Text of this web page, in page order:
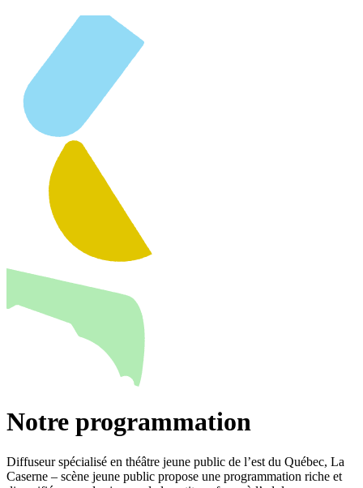
Notre programmation
Diffuseur spécialisé en théâtre jeune public de l’est du Québec, La
Caserne – scène jeune public propose une programmation riche et